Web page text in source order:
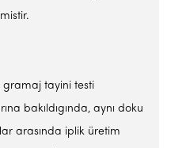
gramaj tayini testi
bakıldıgında, aynı doku
arasında iplik üretim